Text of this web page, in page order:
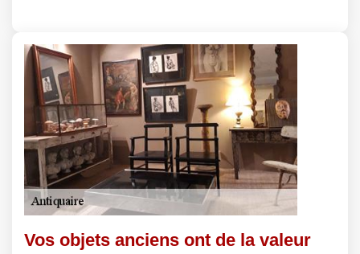
Vos objets anciens ont de la valeur